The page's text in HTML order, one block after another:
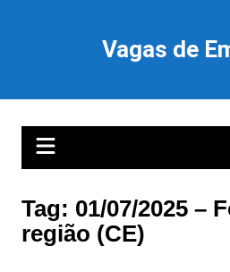
Vagas de
Tag: 01/07/2025 –
região (CE)